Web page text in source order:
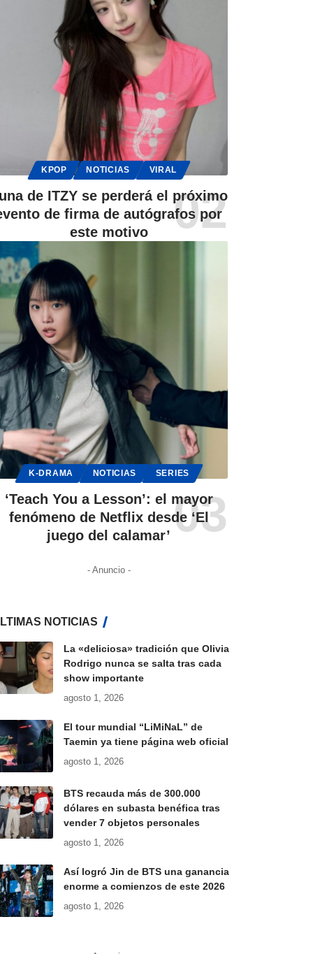
KPOP NOTICIAS VIRAL
de ITZY se perderá el próximo
de firma de autógrafos por
este motivo
K-DRAMA NOTICIAS SERIES
‘Teach You a Lesson’: el mayor
fenómeno de Netflix desde ‘El
juego del calamar’
- Anuncio -
NOTICIAS
La «deliciosa» tradición que Olivia
Rodrigo nunca se salta tras cada
show importante
agosto 1, 2026
El tour mundial “LiMiNaL” de
Taemin ya tiene página web oficial
agosto 1, 2026
BTS recauda más de 300.000
dólares en subasta benéfica tras
vender 7 objetos personales
agosto 1, 2026
Así logró Jin de BTS una ganancia
enorme a comienzos de este 2026
agosto 1, 2026